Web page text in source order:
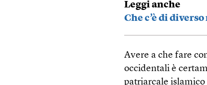
Leggi anche
Che c’è di
Avere a che fare
occidentali è
patriarcale islamico